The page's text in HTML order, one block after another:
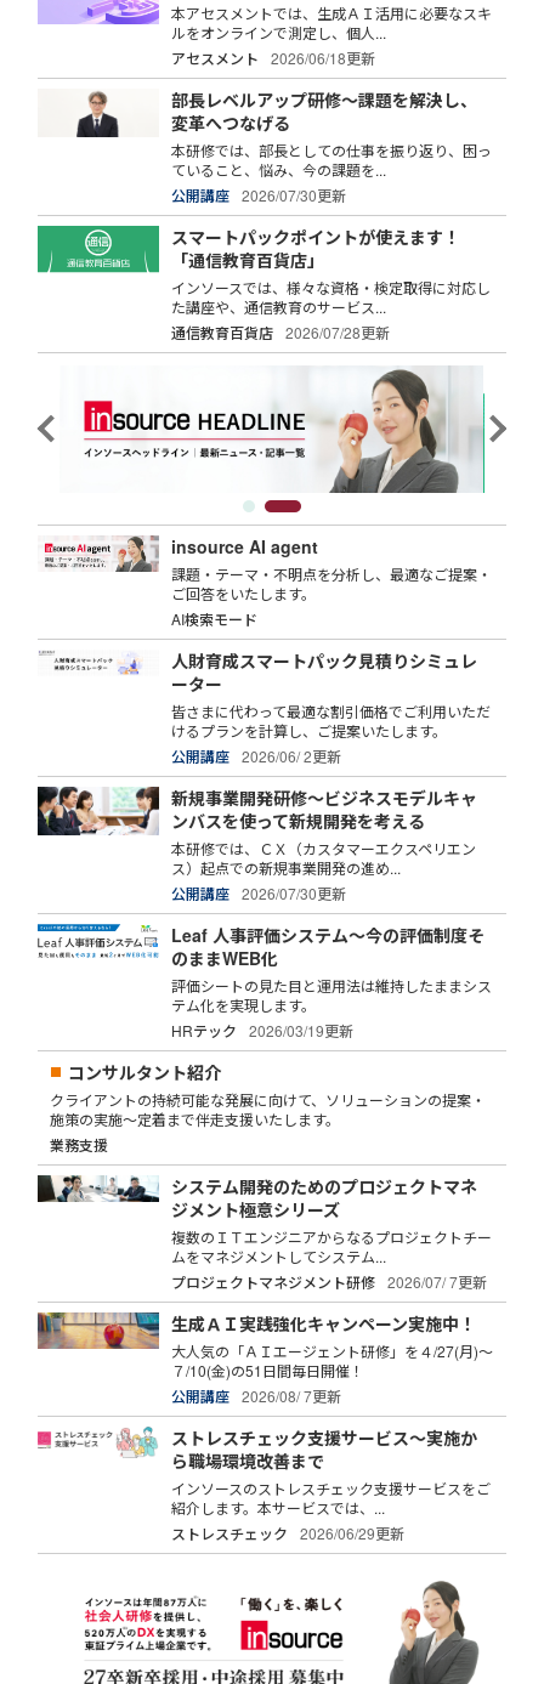
本アセスメントでは、生成ＡＩ活用に必要なスキ
ルをオンラインで測定し、個人...
アセスメント
2026/06/18更新
部長レベルアップ研修～課題を解決し、
変革へつなげる
本研修では、部長としての仕事を振り返り、困っ
ていること、悩み、今の課題を...
公開講座
2026/07/30更新
スマートパックポイントが使えます！
「通信教育百貨店」
インソースでは、様々な資格・検定取得に対応し
た講座や、通信教育のサービス...
通信教育百貨店
2026/07/28更新
insource AI agent
課題・テーマ・不明点を分析し、最適なご提案・
ご回答をいたします。
AI検索モード
人財育成スマートパック見積りシミュレ
ーター
皆さまに代わって最適な割引価格でご利用いただ
けるプランを計算し、ご提案いたします。
公開講座
2026/06/ 2更新
新規事業開発研修～ビジネスモデルキャ
ンバスを使って新規開発を考える
本研修では、ＣＸ（カスタマーエクスペリエン
ス）起点での新規事業開発の進め...
公開講座
2026/07/30更新
Leaf 人事評価システム～今の評価制度そ
のままWEB化
評価シートの見た目と運用法は維持したままシス
テム化を実現します。
HRテック
2026/03/19更新
コンサルタント紹介
クライアントの持続可能な発展に向けて、ソリューションの提案・
施策の実施～定着まで伴走支援いたします。
業務支援
システム開発のためのプロジェクトマネ
ジメント極意シリーズ
複数のＩＴエンジニアからなるプロジェクトチー
ムをマネジメントしてシステム...
プロジェクトマネジメント研修
2026/07/ 7更新
生成ＡＩ実践強化キャンペーン実施中！
大人気の「ＡＩエージェント研修」を４/27(月)～
７/10(金)の51日間毎日開催！
公開講座
2026/08/ 7更新
ストレスチェック支援サービス～実施か
ら職場環境改善まで
インソースのストレスチェック支援サービスをご
紹介します。本サービスでは、...
ストレスチェック
2026/06/29更新